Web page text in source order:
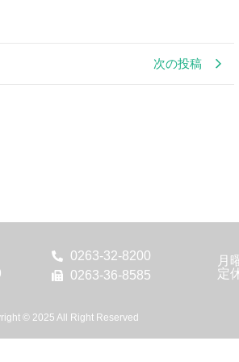
次の投稿
0263-32-8200
0263-36-8585
月
定
© 2025 All Right Reserved